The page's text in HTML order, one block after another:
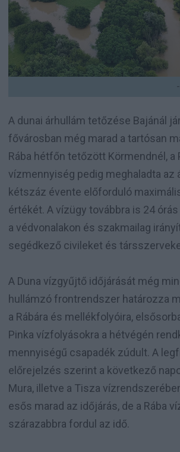
A dunai árhullám tetőzése Bajánál
fővárosban még marad a tartósan
Rába hétfőn tetőzött Körmendnél, a
vízmennyiség pedig meghaladta az
kétszáz évente előforduló
értékét. A vízügy továbbra is 24
a védvonalakon és szakmailag
segédkező civileket és
A Duna vízgyűjtő időjárását még
hullámzó frontrendszer határozza
a Rábára és mellékfolyóira,
Pinka vízfolyásokra a hétvégén
mennyiségű csapadék zúdult. A
előrejelzés szerint a következő
Mura, illetve a Tisza
esős marad az időjárás, de a Rába
szárazabbra fordul az idő.